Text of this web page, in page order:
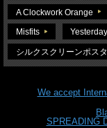
A Clockwork Orange
Misfits
シルクスクリーンポス
We accept
SPREADING